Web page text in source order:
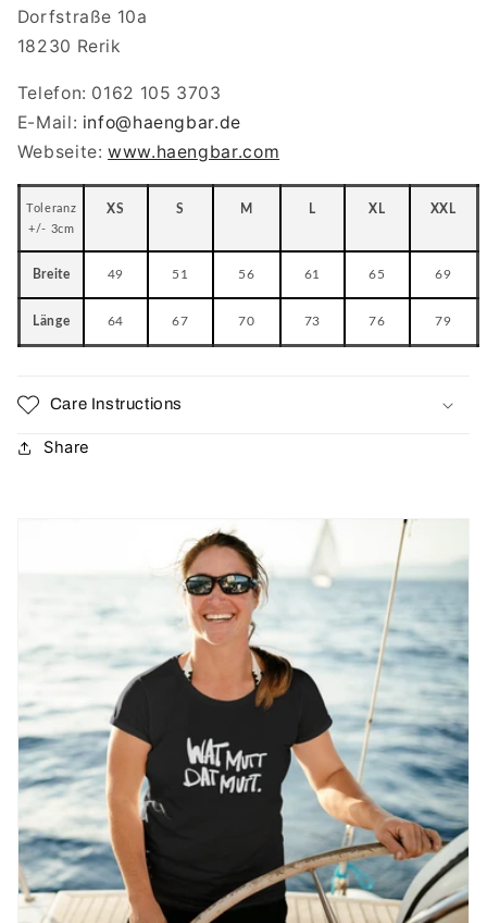
Dorfstraße 10a
18230 Rerik
Telefon: 0162 105 3703
E-Mail: info@haengbar.de
Webseite:www.haengbar.com
Toleranz
+/- 3cm
XS S M L XL XXL
Breite 49 51 56 61 65 69
Länge 64 67 70 73 76 79
Care Instructions
Share